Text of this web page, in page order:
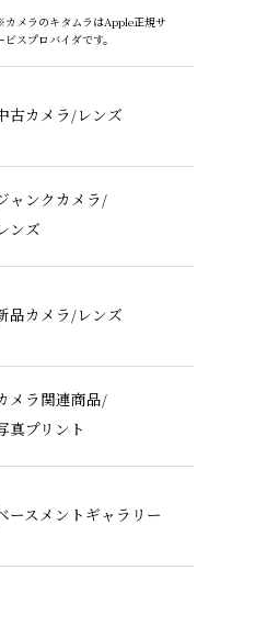
メラのキタムラはApple正規サ
ビスプロバイダです。
古カメラ/レンズ
ャンクカメラ/
ンズ
品カメラ/レンズ
メラ関連商品/
真プリント
ースメントギャラリー